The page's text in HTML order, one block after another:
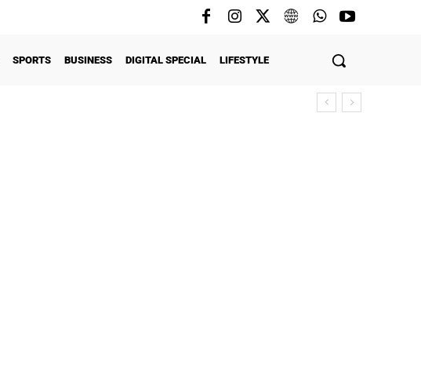
SPORTS BUSINESS DIGITAL SPECIAL LIFESTYLE